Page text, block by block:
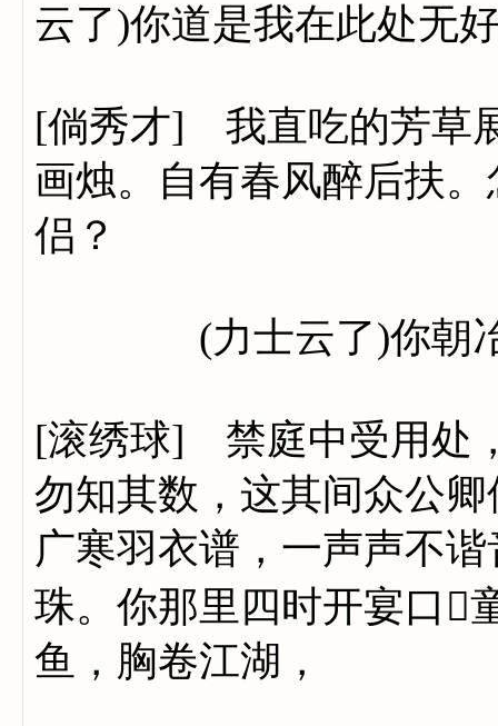
云了)你道是我在此处无
[倘秀才] 我直吃的芳草
画烛。自有春风醉后扶
侣？
(力士云了)你朝冶
[滚绣球] 禁庭中受用处
勿知其数，这其间众公
广寒羽衣谱，一声声不
珠。你那里四时开宴口
鱼，胸卷江湖，